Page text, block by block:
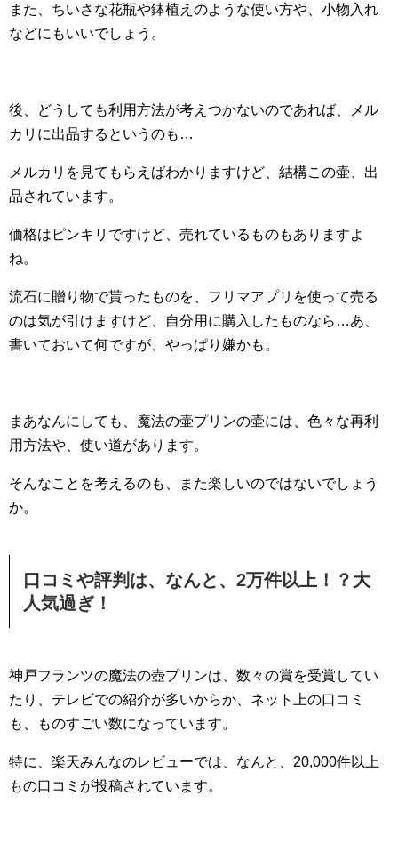
また、ちいさな花瓶や鉢植えのような使い方や、小物入れ
などにもいいでしょう。
後、どうしても利用方法が考えつかないのであれば、メル
カリに出品するというのも…
メルカリを見てもらえばわかりますけど、結構この壷、出
品されています。
価格はピンキリですけど、売れているものもありますよ
ね。
流石に贈り物で貰ったものを、フリマアプリを使って売る
のは気が引けますけど、自分用に購入したものなら…あ、
書いておいて何ですが、やっぱり嫌かも。
まあなんにしても、魔法の壷プリンの壷には、色々な再利
用方法や、使い道があります。
そんなことを考えるのも、また楽しいのではないでしょう
か。
口コミや評判は、なんと、2万件以上！？大
人気過ぎ！
神戸フランツの魔法の壺プリンは、数々の賞を受賞してい
たり、テレビでの紹介が多いからか、ネット上の口コミ
も、ものすごい数になっています。
特に、楽天みんなのレビューでは、なんと、20,000件以上
もの口コミが投稿されています。